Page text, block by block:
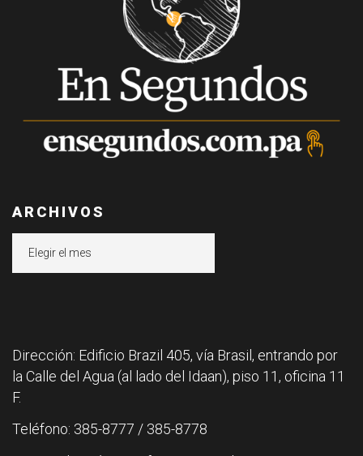
ARCHIVOS
Dirección: Edificio Brazil 405, vía Brasil, entrando por
la Calle del Agua (al lado del Idaan), piso 11, oficina 11
F.
Teléfono: 385-8777 / 385-8778